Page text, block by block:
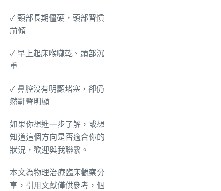
✓ 頸部長期僵硬，頭部習慣
前傾
✓ 早上起床喉嚨乾、頭部沉
重
✓ 鼻腔沒有明顯堵塞，卻仍
然鼾聲明顯
如果你想進一步了解，或想
知道這個方向是否適合你的
狀況，歡迎與我聯繫。
本文為物理治療臨床觀察分
享，引用文獻僅供參考，個